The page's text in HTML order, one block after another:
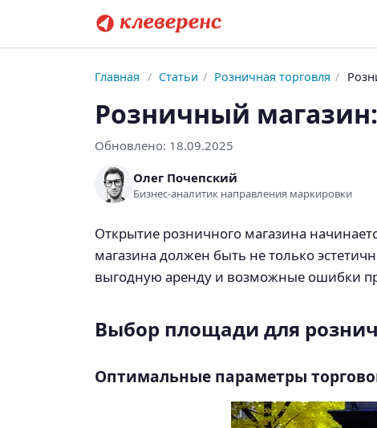
Главная / Статьи / Розничная торговля /
Розничный
Обновлено: 18.09.2025
Олег Почепский
Бизнес-аналитик направления маркировки
Открытие розничного магазина
магазина должен быть не только
выгодную аренду и возможные ошибки
Выбор площади для
Оптимальные параметры